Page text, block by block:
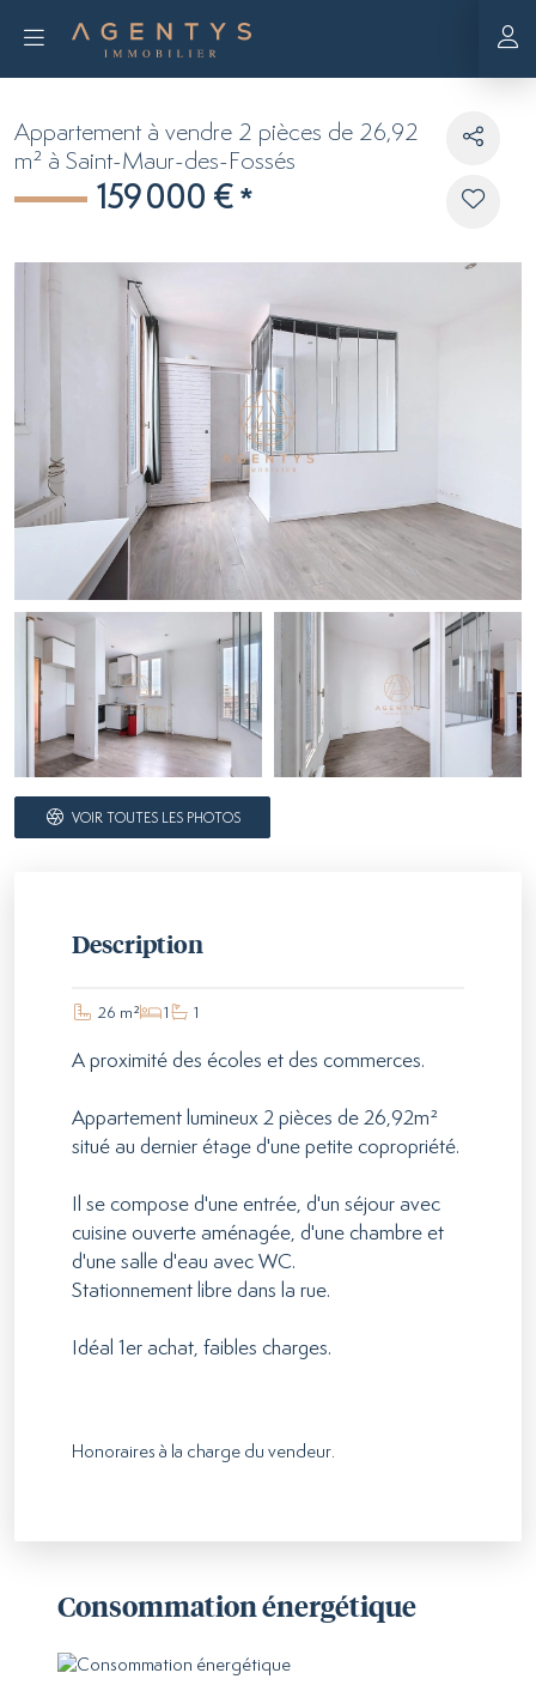
Appartement à vendre 2 pièces de 26,92
m² à Saint-Maur-des-Fossés
159 000 € *
VOIR TOUTES LES PHOTOS
Description
26 m² 1 1
A proximité des écoles et des commerces.
Appartement lumineux 2 pièces de 26,92m²
situé au dernier étage d'une petite copropriété.
Il se compose d'une entrée, d'un séjour avec
cuisine ouverte aménagée, d'une chambre et
d'une salle d'eau avec WC.
Stationnement libre dans la rue.
Idéal 1er achat, faibles charges.
Honoraires à la charge du vendeur.
Consommation énergétique